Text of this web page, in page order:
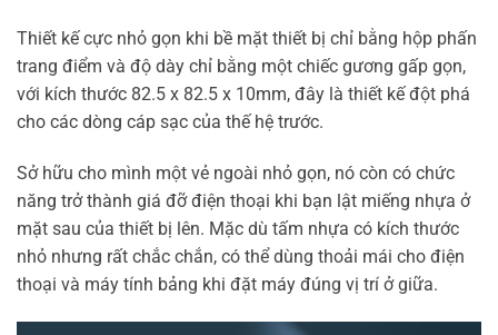
Thiết kế cực nhỏ gọn khi bề mặt thiết bị chỉ bằng hộp phấn
trang điểm và độ dày chỉ bằng một chiếc gương gấp gọn,
với kích thước 82.5 x 82.5 x 10mm, đây là thiết kế đột phá
cho các dòng cáp sạc của thế hệ trước.
Sở hữu cho mình một vẻ ngoài nhỏ gọn, nó còn có chức
năng trở thành giá đỡ điện thoại khi bạn lật miếng nhựa ở
mặt sau của thiết bị lên. Mặc dù tấm nhựa có kích thước
nhỏ nhưng rất chắc chắn, có thể dùng thoải mái cho điện
thoại và máy tính bảng khi đặt máy đúng vị trí ở giữa.